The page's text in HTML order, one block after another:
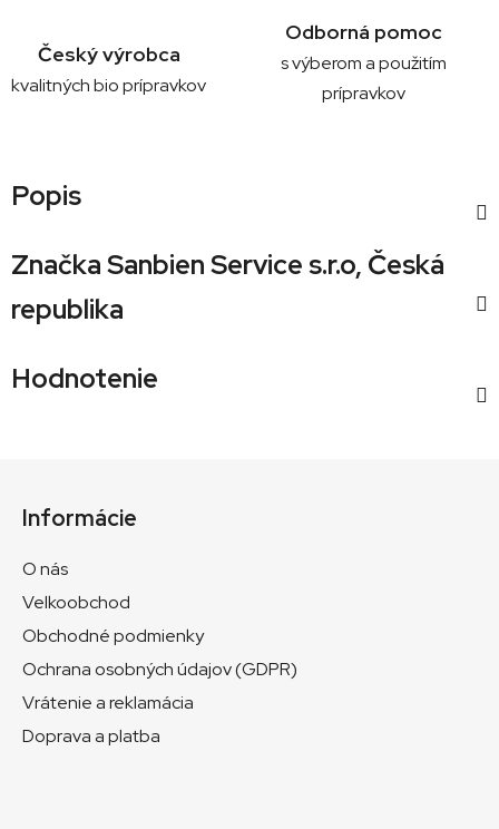
Český výrobca
kvalitných bio prípravkov
Odborná pomoc
s výberom a použitím
prípravkov
Popis
ZnačkaSanbien Service s.r.o, Česká
republika
Hodnotenie
Informácie
O nás
Velkoobchod
Obchodné podmienky
Ochrana osobných údajov (GDPR)
Vrátenie a reklamácia
Doprava a platba